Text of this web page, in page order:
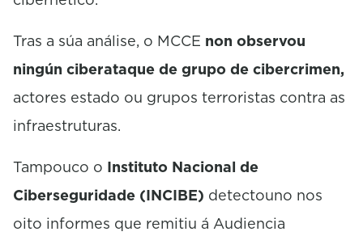
Tras a súa análise, o MCCE non observou
ningún ciberataque de grupo de cibercrimen,
actores estado ou grupos terroristas contra as
infraestruturas.
Tampouco o Instituto Nacional de
Ciberseguridade (INCIBE) detectouno nos
oito informes que remitiu á Audiencia